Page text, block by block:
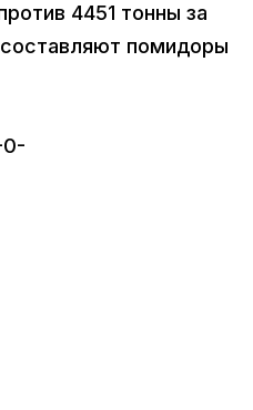
4451 тонны за
помидоры
0-